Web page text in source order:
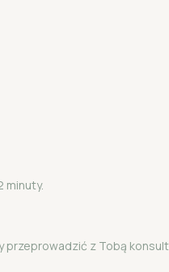
minuty.
przeprowadzić z Tobą